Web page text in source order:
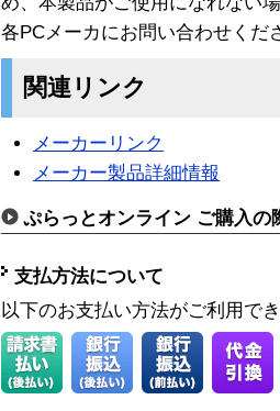
各PCメーカにお問い合わせくだ
関連リンク
メーカーリンク
メーカー製品詳細情報
ぷらっとオンライン ご購入の
支払方法について
以下のお支払い方法がご利用で